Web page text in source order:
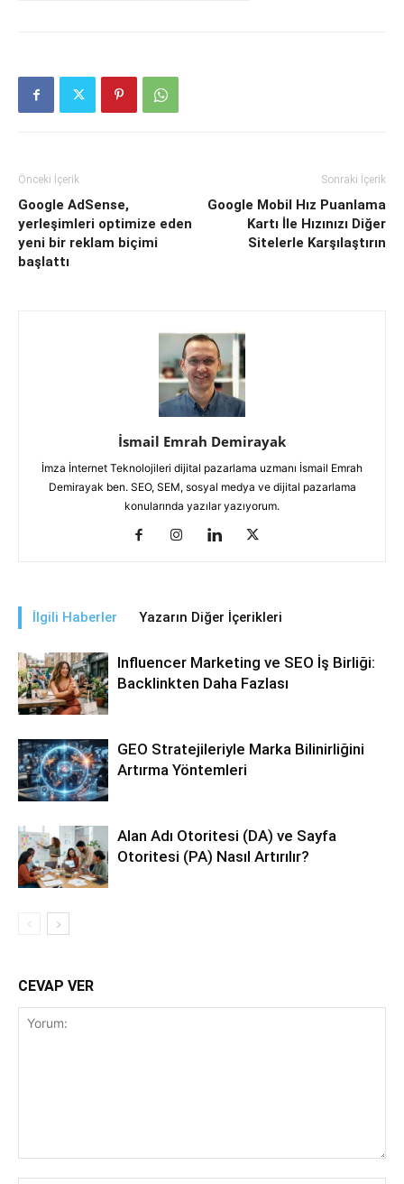
Önceki İçerik
Google AdSense,
yerleşimleri optimize eden
yeni bir reklam biçimi
başlattı
Sonraki İçerik
Google Mobil Hız Puanlama
Kartı İle Hızınızı Diğer
Sitelerle Karşılaştırın
İsmail Emrah Demirayak
İmza İnternet Teknolojileri dijital pazarlama uzmanı İsmail Emrah
Demirayak ben. SEO, SEM, sosyal medya ve dijital pazarlama
konularında yazılar yazıyorum.
İlgili Haberler Yazarın Diğer İçerikleri
Influencer Marketing ve SEO İş Birliği:
Backlinkten Daha Fazlası
GEO Stratejileriyle Marka Bilinirliğini
Artırma Yöntemleri
Alan Adı Otoritesi (DA) ve Sayfa
Otoritesi (PA) Nasıl Artırılır?
CEVAP VER